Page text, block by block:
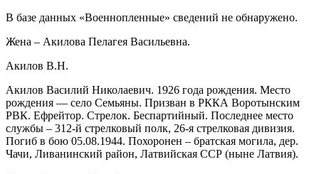
В базе данных «Военнопленные» сведений не обнаружено.
Жена – Акилова Пелагея Васильевна.
Акилов В.Н.
Акилов Василий Николаевич. 1926 года рождения. Место
рождения — село Семьяны. Призван в РККА Воротынским
РВК. Ефрейтор. Стрелок. Беспартийный. Последнее место
службы – 312-й стрелковый полк, 26-я стрелковая дивизия.
Погиб в бою 05.08.1944. Похоронен – братская могила, дер.
Чачи, Ливанинский район, Латвийская ССР (ныне Латвия).